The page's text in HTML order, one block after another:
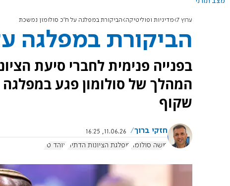
ערוץ 7 מדיניות ופוליטיקה הביקורת במפלגה על ח"כ סולומון נמשכת
הביקורת במפלגה
בפנייה פנימית לחברי סיעת
המהלך של סולומון פגע במפלגה
שקוף
חזקי ברוך
11.06.26, 16:25
משה סולומון
מפלגת הציונות הדתית אוהד טל